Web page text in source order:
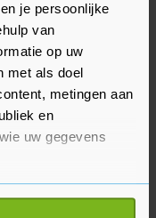
je persoonlijke
van
op uw
met als doel
metingen aan
en
uw gegevens
voor
worden
dit aan
"Waterstof is
maar
ambities
in
we op grote